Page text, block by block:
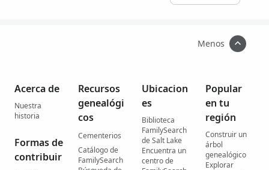
Menos
Acerca de
Nuestra
historia
Formas de
contribuir
Recursos
genealógi
cos
Cementerios
Catálogo de
FamilySearch
Ubicacion
es
Biblioteca
FamilySearch
de Salt Lake
Encuentra un
centro de
Popular
en tu
región
Construir un
árbol
genealógico
Explorar